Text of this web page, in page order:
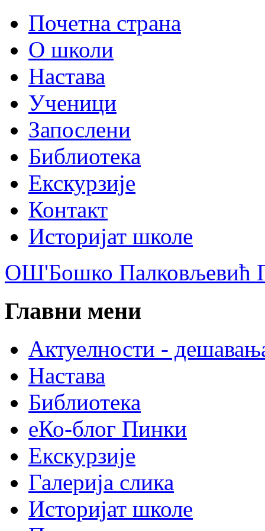
Почетна страна
О школи
Настава
Ученици
Запослени
Библиотека
Екскурзије
Контакт
Историјат школе
ОШ'Бошко Палковљевић
Главни мени
Актуелности -
Настава
Библиотека
еКо-блог Пинки
Екскурзије
Галерија слика
Историјат школе